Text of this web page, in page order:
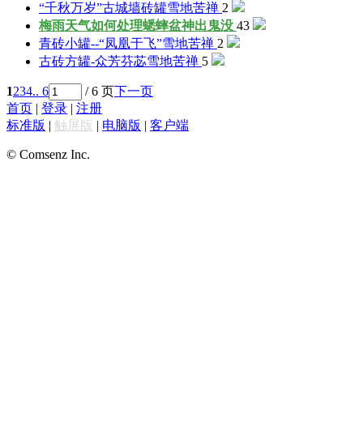
“千秋万岁”古城墙砖罐雪地苦禅 2
梅雨天气如何处理蟋蟀盆神出鬼没 43
青砖小罐--“凤凰于飞”雪地苦禅 2
古砖方罐-众芳芬苾雪地苦禅 5
1234.. 6 / 6 页下一页
首页 | 登录 | 注册
标准版 | 触屏版 | 电脑版 | 客户端
© Comsenz Inc.